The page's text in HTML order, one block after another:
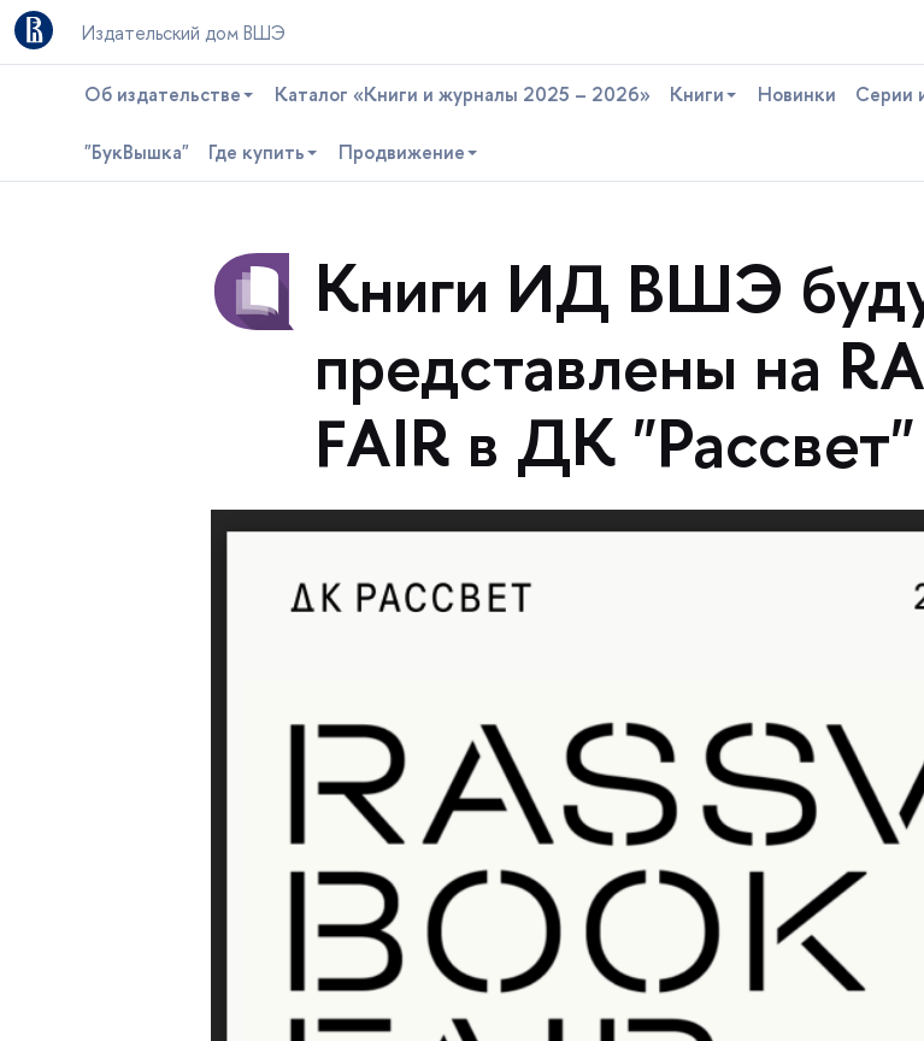
Издательский дом ВШЭ
Об издательстве Каталог «Книги и журналы 2025 – 2026» Книги Новинки Серии
"БукВышка" Где купить Продвижение
Книги ИД ВШЭ
представлены на
FAIR в ДК "Рассвет"